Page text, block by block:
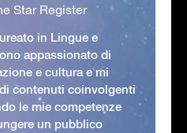
Star Register
in Lingue e
appassionato di
e cultura e mi
contenuti coinvolgenti
le mie competenze
un pubblico